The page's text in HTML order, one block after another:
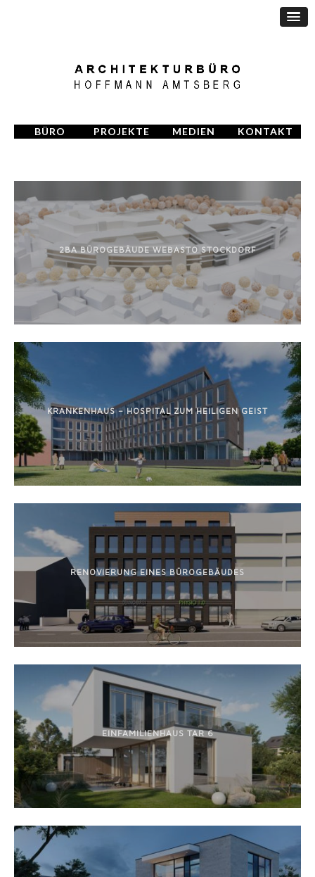
BÜRO PROJEKTE MEDIEN KONTAKT
2BA BÜROGEBÄUDE WEBASTO STOCKDORF
KRANKENHAUS – HOSPITAL ZUM HEILIGEN GEIST
RENOVIERUNG EINES BÜROGEBÄUDES
EINFAMILIENHAUS TAR 6